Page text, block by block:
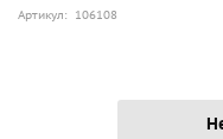
Артикул: 106108